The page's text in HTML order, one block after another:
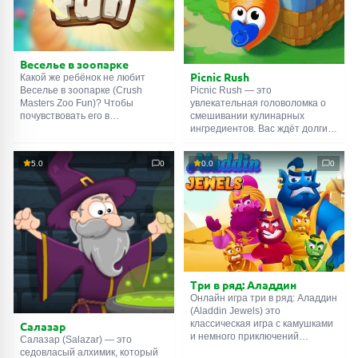
больше дополнительного
времени.
Веселье в зоопарке
Какой же ребёнок не любит
Веселье в зоопарке (Crush
Masters Zoo Fun)? Чтобы
почувствовать его в
имеет собственные условия:
где-то необходимо найти
двадцать крокодилов, горилл и
тигров, а где-то сорок
бегемотов, панд и кошек.
Требования растут и
усложняются по мере
прохождения этой
увлекательной головоломки.
Picnic Rush
Picnic Rush — это
увлекательная головоломка о
смешивании кулинарных
ингредиентов. Вас ждёт долгий
привала у горного озера. Во
время каждой остановки нужно
объединять одинаковые
продукты: бекон, морковь, сыр,
кукурузу, томаты и другие
вкусняшки. Таким нехитрым
образом можно собрать даже
большой аппетитный
бутерброд.
5.0 0
Салазар
Салазар (Salazar) — это
седовласый алхимик, который
0.0 0
Три в ряд: Аладдин
Онлайн игра три в ряд: Аладдин
(Aladdin Jewels) это
классическая игра с камушками
и немного приключений